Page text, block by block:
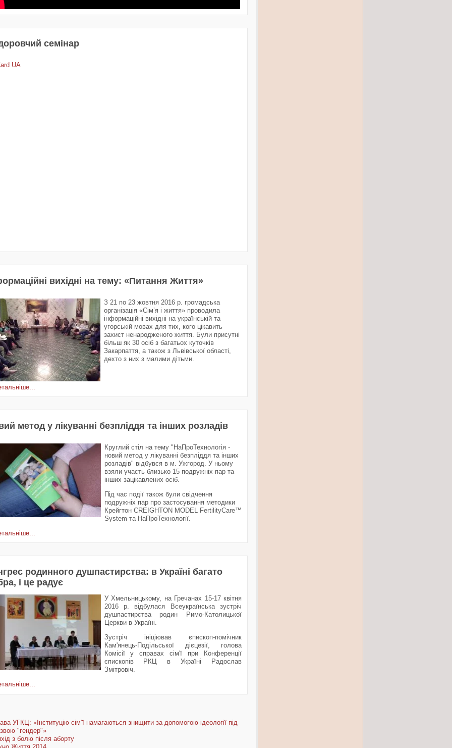
семінар
вихідні на тему: «Питання Життя»
З 21 по 23 жовтня 2016 р. громадська
організація «Сім’я і життя» проводила
інформаційні вихідні на українській та
угорській мовах для тих, кого цікавить
захист ненародженого життя. Були присутні
більш як 30 осіб з багатьох куточків
Закарпаття, а також з Львівської області,
дехто з них з малими дітьми.
метод у лікуванні безпліддя та інших розладів
Круглий стіл на тему "НаПроТехнологія -
новий метод у лікуванні безпліддя та інших
розладів" відбувся в м. Ужгород. У ньому
взяли участь близько 15 подружніх пар та
інших зацікавлених осіб.
Під час події також були свідчення
подружніх пар про застосування методики
Крейгтон CREIGHTON MODEL FertilityCare™
System та НаПроТехнології.
родинного душпастирства: в Україні багато
і це радує
У Хмельницькому, на Гречанах 15-17 квітня
2016 р. відбулася Всеукраїнська зустріч
душпастирства родин Римо-Католицької
Церкви в Україні.
Зустріч ініціював єпископ-помічник
Кам'янець-Подільської дієцезії, голова
Комісії у справах сім'ї при Конференції
єпископів РКЦ в Україні Радослав
Змітровіч.
УГКЦ: «Інституцію сім’ї намагаються знищити за допомогою ідеології під
"гендер"»
з болю після аборту
Життя 2014